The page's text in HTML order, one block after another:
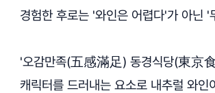
경험한 후로는 '와인은 어렵다'가 아닌
'오감만족(五感滿足) 동경식당(東京
캐릭터를 드러내는 요소로 내추럴 와인